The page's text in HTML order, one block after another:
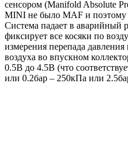
сенсором (Manifold Absolute
MINI не было MAF и поэтому
Система падает в аварийный
фиксирует все косяки по
измерения перепада
воздуха во впускном
0.5В до 4.5В (что
или 0.2бар – 250кПа или